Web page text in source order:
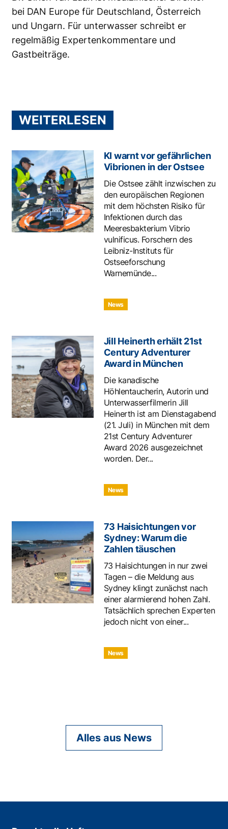
bei DAN Europe für Deutschland, Österreich
und Ungarn. Für unterwasser schreibt er
regelmäßig Expertenkommentare und
Gastbeiträge.
WEITERLESEN
KI warnt vor gefährlichen
Vibrionen in der Ostsee
Die Ostsee zählt inzwischen zu
den europäischen Regionen
mit dem höchsten Risiko für
Infektionen durch das
Meeresbakterium Vibrio
vulnificus. Forschern des
Leibniz-Instituts für
Ostseeforschung
Warnemünde...
News
Jill Heinerth erhält 21st
Century Adventurer
Award in München
Die kanadische
Höhlentaucherin, Autorin und
Unterwasserfilmerin Jill
Heinerth ist am Dienstagabend
(21. Juli) in München mit dem
21st Century Adventurer
Award 2026 ausgezeichnet
worden. Der...
News
73 Haisichtungen vor
Sydney: Warum die
Zahlen täuschen
73 Haisichtungen in nur zwei
Tagen – die Meldung aus
Sydney klingt zunächst nach
einer alarmierend hohen Zahl.
Tatsächlich sprechen Experten
jedoch nicht von einer...
News
Alles aus News